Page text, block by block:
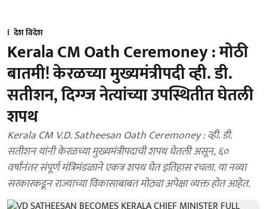
देश विदेश
Kerala CM Oath Ceremoney : मोठी
बातमी! केरळच्या मुख्यमंत्रीपदी व्ही. डी.
सतीशन, दिग्ग्ज नेत्यांच्या उपस्थितीत घेतली
शपथ
Kerala CM V.D. Satheesan Oath Ceremoney : व्ही. डी.
सतीशन यांनी केरळच्या मुख्यमंत्रीपदाची शपथ घेतली असून, ६०
वर्षांनंतर संपूर्ण मंत्रिमंडळाने एकत्र शपथ घेत इतिहास रचला. या नव्या
सरकारकडून राज्याच्या विकासाबाबत मोठ्या अपेक्षा व्यक्त होत आहेत.